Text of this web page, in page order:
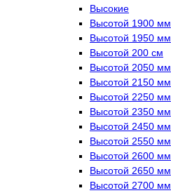
Высокие
Высотой 1900 мм
Высотой 1950 мм
Высотой 200 см
Высотой 2050 мм
Высотой 2150 мм
Высотой 2250 мм
Высотой 2350 мм
Высотой 2450 мм
Высотой 2550 мм
Высотой 2600 мм
Высотой 2650 мм
Высотой 2700 мм